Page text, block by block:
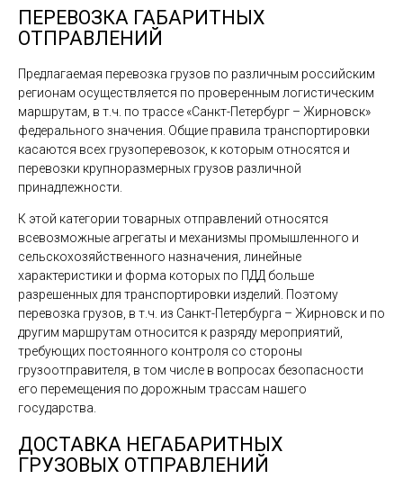
ПЕРЕВОЗКА ГАБАРИТНЫХ
ОТПРАВЛЕНИЙ
Предлагаемая перевозка грузов по различным российским
регионам осуществляется по проверенным логистическим
маршрутам, в т.ч. по трассе «Санкт-Петербург – Жирновск»
федерального значения. Общие правила транспортировки
касаются всех грузоперевозок, к которым относятся и
перевозки крупноразмерных грузов различной
принадлежности.
К этой категории товарных отправлений относятся
всевозможные агрегаты и механизмы промышленного и
сельскохозяйственного назначения, линейные
характеристики и форма которых по ПДД больше
разрешенных для транспортировки изделий. Поэтому
перевозка грузов, в т.ч. из Санкт-Петербурга – Жирновск и по
другим маршрутам относится к разряду мероприятий,
требующих постоянного контроля со стороны
грузоотправителя, в том числе в вопросах безопасности
его перемещения по дорожным трассам нашего
государства.
ДОСТАВКА НЕГАБАРИТНЫХ
ГРУЗОВЫХ ОТПРАВЛЕНИЙ